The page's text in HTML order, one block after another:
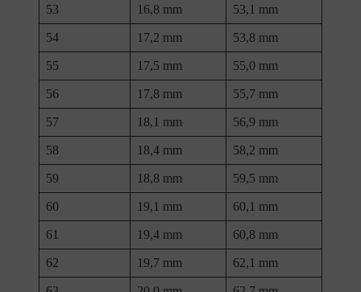
53 16,8 mm 53,1 mm
54 17,2 mm 53,8 mm
55 17,5 mm 55,0 mm
56 17,8 mm 55,7 mm
57 18,1 mm 56,9 mm
58 18,4 mm 58,2 mm
59 18,8 mm 59,5 mm
60 19,1 mm 60,1 mm
61 19,4 mm 60,8 mm
62 19,7 mm 62,1 mm